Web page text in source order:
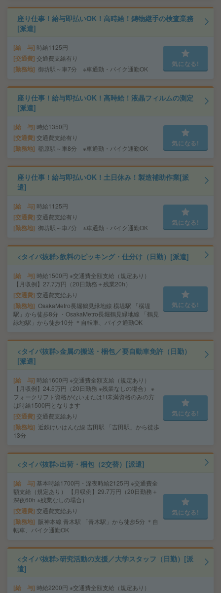
座り仕事！給与即払いOK！高時給！鋳物継手の検査業務
[派遣]
給 与 時給1125円
交通費 交通費支給有り
勤務地 御坊駅～車7分 ※車通勤・バイク通勤OK
気になる!
座り仕事！給与即払いOK！高時給！液晶フィルムの測定
[派遣]
給 与 時給1350円
交通費 交通費支給有り
勤務地 稲原駅～車8分 ※車通勤・バイク通勤OK
気になる!
座り仕事！給与即払いOK！土日休み！製造補助作業[派
遣]
給 与 時給1125円
交通費 交通費支給有り
勤務地 御坊駅～車7分 ※車通勤・バイク通勤OK
気になる!
<タイパ抜群>飲料のピッキング・仕分け（日勤）[派遣]
給 与 時給1500円 ※交通費全額支給（規定あり）
【月収例】27.7万円（20日勤務＋残業20h）
交通費 交通費支給あり
勤務地 OsakaMetro長堀鶴見緑地線 横堤駅 「横堤
駅」から徒歩8分 ・OsakaMetro長堀鶴見緑地線 「鶴見
緑地駅」から徒歩10分 ＊自転車、バイク通勤OK
気になる!
<タイパ抜群>金属の搬送・梱包／要自動車免許（日勤）
[派遣]
給 与 時給1600円 ※交通費全額支給（規定あり）
【月収例】24.5万円（20日勤務 ※残業なしの場合） ※
フォークリフト資格がないまたは1t未満資格のみの方
は時給1500円となります
交通費 交通費支給あり
勤務地
近鉄けいはんな線 吉田駅 「吉田駅」から徒歩
13分
気になる!
<タイパ抜群>出荷・梱包（2交替）[派遣]
給 与 基本時給1700円・深夜時給2125円 ※交通費全
額支給（規定あり） 【月収例】29.7万円（20日勤務＋
深夜60h ※残業なしの場合）
交通費 交通費支給あり
勤務地
阪神本線 青木駅 「青木駅」から徒歩5分 ＊自
転車、バイク通勤OK
気になる!
<タイパ抜群>研究活動の支援／大学スタッフ（日勤）[派
遣]
給 与 時給2200円 ※交通費全額支給（規定あり）